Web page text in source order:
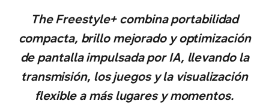
The Freestyle+ combina portabilidad
compacta, brillo mejorado y optimización
de pantalla impulsada por IA, llevando la
transmisión, los juegos y la visualización
flexible a más lugares y momentos.